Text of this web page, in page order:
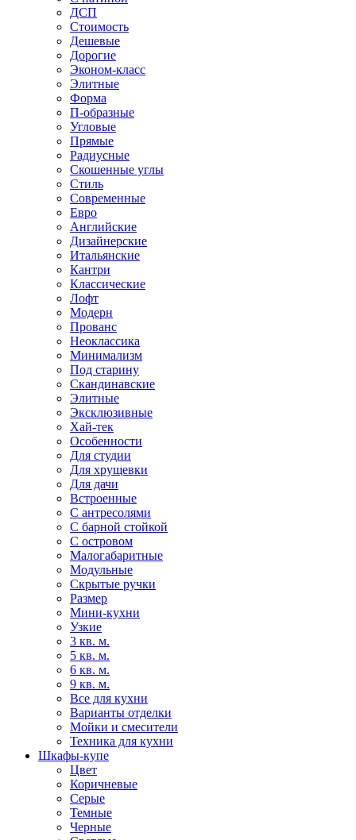
ДСП
Стоимость
Дешевые
Дорогие
Эконом-класс
Элитные
Форма
П-образные
Угловые
Прямые
Радиусные
Скошенные углы
Стиль
Современные
Евро
Английские
Дизайнерские
Итальянские
Кантри
Классические
Лофт
Модерн
Прованс
Неоклассика
Минимализм
Под старину
Скандинавские
Элитные
Эксклюзивные
Хай-тек
Особенности
Для студии
Для хрущевки
Для дачи
Встроенные
С антресолями
С барной стойкой
С островом
Малогабаритные
Модульные
Скрытые ручки
Размер
Мини-кухни
Узкие
3 кв. м.
5 кв. м.
6 кв. м.
9 кв. м.
Все для кухни
Варианты отделки
Мойки и смесители
Техника для кухни
Шкафы-купе
Цвет
Коричневые
Серые
Темные
Черные